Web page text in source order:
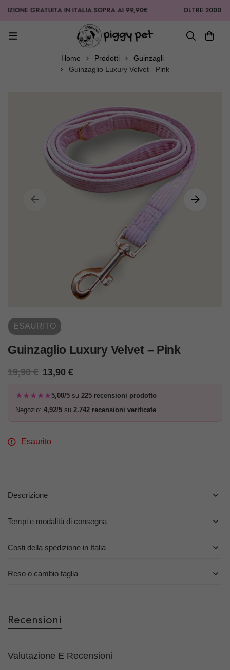
GRATUITA IN ITALIA SOPRA AI 99,90€ OLTRE 2000
Home Prodotti
Guinzagli
Guinzaglio Luxury Velvet - Pink
ESAURITO
Guinzaglio Luxury Velvet – Pink
19,90€ 13,90 €
★★★★★5,00/5 su 225 recensioni prodotto
Negozio: 4,92/5 su 2.742 recensioni verificate
Esaurito
Descrizione
Tempi e modalità di consegna
Costi della spedizione in Italia
Reso o cambio taglia
Recensioni
Valutazione E Recensioni